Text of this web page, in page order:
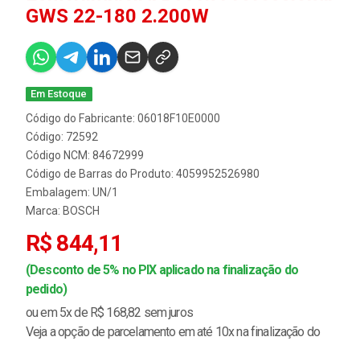
GWS 22-180 2.200W
Em Estoque
Código do Fabricante: 06018F10E0000
Código: 72592
Código NCM: 84672999
Código de Barras do Produto: 4059952526980
Embalagem: UN/1
Marca: BOSCH
R$ 844,11
(Desconto de 5% no PIX aplicado na finalização do
pedido)
ou em 5x de R$ 168,82 sem juros
Veja a opção de parcelamento em até 10x na finalização do